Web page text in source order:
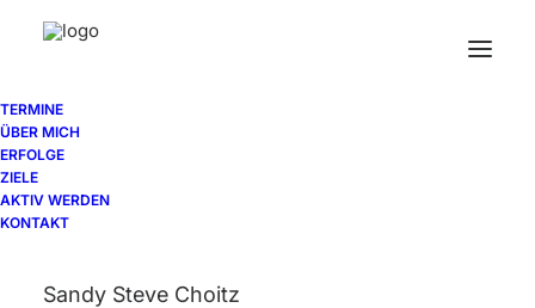
TERMINE
ÜBER MICH
ERFOLGE
ZIELE
AKTIV WERDEN
KONTAKT
Sandy Steve Choitz